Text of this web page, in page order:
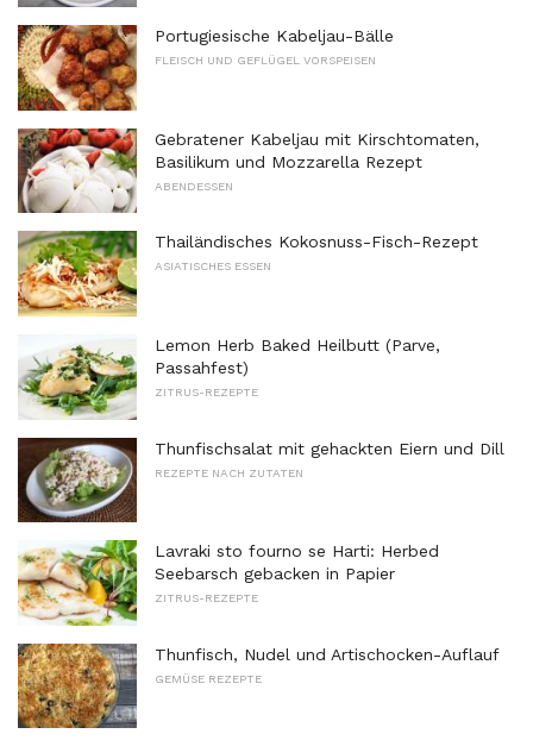
Portugiesische Kabeljau-Bälle
FLEISCH UND GEFLÜGEL VORSPEISEN
Gebratener Kabeljau mit Kirschtomaten,
Basilikum und Mozzarella Rezept
ABENDESSEN
Thailändisches Kokosnuss-Fisch-Rezept
ASIATISCHES ESSEN
Lemon Herb Baked Heilbutt (Parve,
Passahfest)
ZITRUS-REZEPTE
Thunfischsalat mit gehackten Eiern und Dill
REZEPTE NACH ZUTATEN
Lavraki sto fourno se Harti: Herbed
Seebarsch gebacken in Papier
ZITRUS-REZEPTE
Thunfisch, Nudel und Artischocken-Auflauf
GEMÜSE REZEPTE